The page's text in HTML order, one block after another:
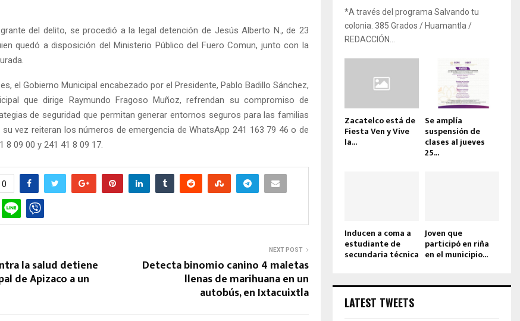
del delito, se procedió a la legal detención de Jesús Alberto N., de 23
quedó a disposición del Ministerio Público del Fuero Comun, junto con la
el Gobierno Municipal encabezado por el Presidente, Pablo Badillo Sánchez,
que dirige Raymundo Fragoso Muñoz, refrendan su compromiso de
de seguridad que permitan generar entornos seguros para las familias
vez reiteran los números de emergencia de WhatsApp 241 163 79 46 o de
8 09 00 y 241 41 8 09 17.
0
la salud detiene
de Apizaco a un
NEXT POST
Detecta binomio canino 4 maletas
llenas de marihuana en un
autobús, en Ixtacuixtla
*A través del programa Salvando tu
colonia. 385 Grados / Huamantla /
REDACCIÓN...
Zacatelco está de
Fiesta Ven y Vive
la...
Se amplía
suspensión de
clases al jueves
25...
Inducen a coma a
estudiante de
secundaria técnica
Joven que
participó en riña
en el municipio...
LATEST TWEETS